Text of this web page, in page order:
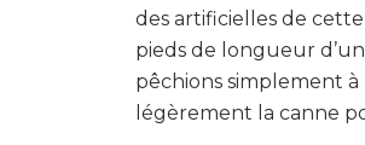
des artificielles de
pieds de longueur
pêchions simplement
légèrement la canne